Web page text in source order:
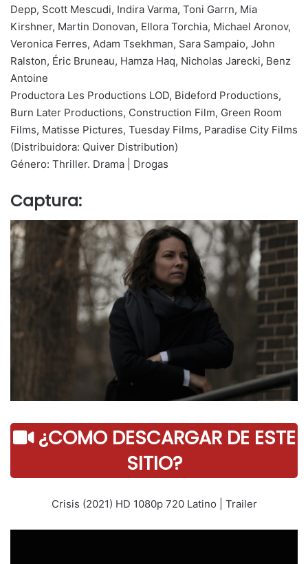
Depp, Scott Mescudi, Indira Varma, Toni Garrn, Mia
Kirshner, Martin Donovan, Ellora Torchia, Michael Aronov,
Veronica Ferres, Adam Tsekhman, Sara Sampaio, John
Ralston, Éric Bruneau, Hamza Haq, Nicholas Jarecki, Benz
Antoine
Productora Les Productions LOD, Bideford Productions,
Burn Later Productions, Construction Film, Green Room
Films, Matisse Pictures, Tuesday Films, Paradise City Films
(Distribuidora: Quiver Distribution)
Género: Thriller. Drama | Drogas
Captura:
¿COMO DESCARGAR DE ESTE
SITIO?
Crisis (2021) HD 1080p 720 Latino | Trailer